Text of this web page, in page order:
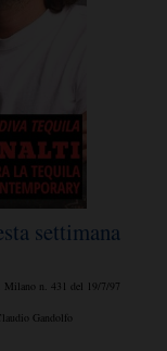
settimana
n. 431 del 19/7/97
Gandolfo